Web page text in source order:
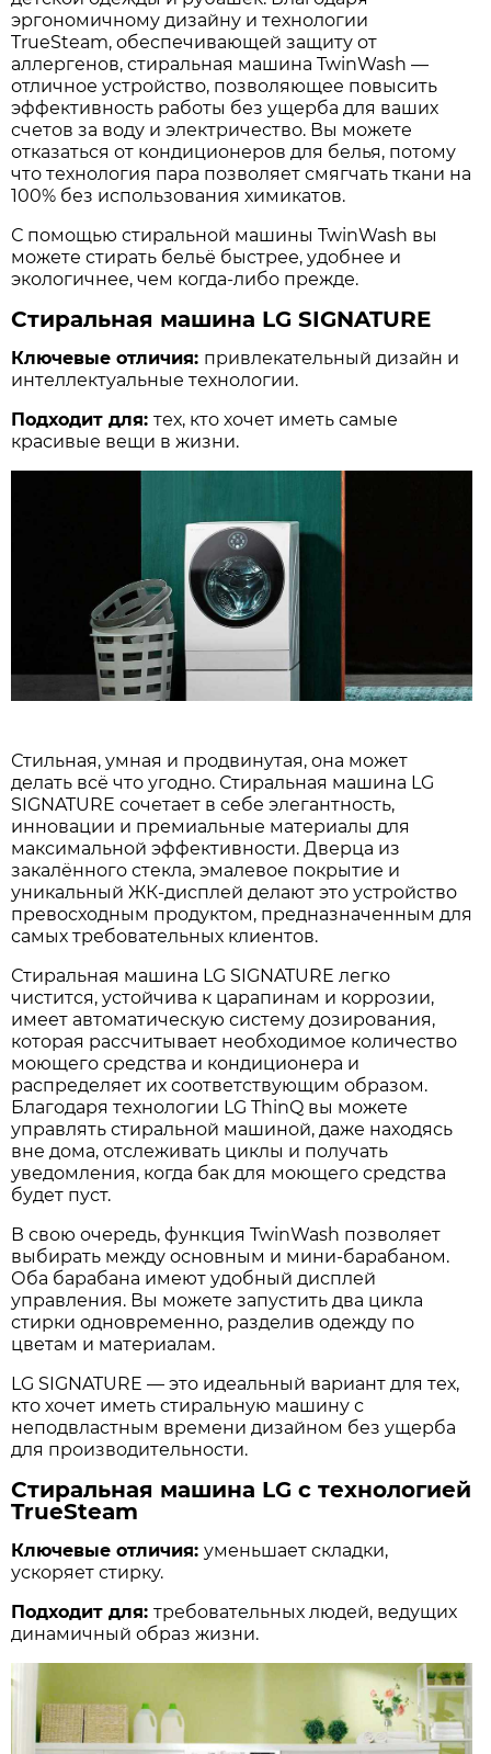
эргономичному дизайну и технологии
TrueSteam, обеспечивающей защиту от
аллергенов, стиральная машина TwinWash —
отличное устройство, позволяющее повысить
эффективность работы без ущерба для ваших
счетов за воду и электричество. Вы можете
отказаться от кондиционеров для белья, потому
что технология пара позволяет смягчать ткани на
100% без использования химикатов.
С помощью стиральной машины TwinWash вы
можете стирать бельё быстрее, удобнее и
экологичнее, чем когда-либо прежде.
Стиральная машина LG SIGNATURE
Ключевые отличия: привлекательный дизайн и
интеллектуальные технологии.
Подходит для:тех, кто хочет иметь самые
красивые вещи в жизни.
Стильная, умная и продвинутая, она может
делать всё что угодно. Стиральная машина LG
SIGNATURE сочетает в себе элегантность,
инновации и премиальные материалы для
максимальной эффективности. Дверца из
закалённого стекла, эмалевое покрытие и
уникальный ЖК-дисплей делают это устройство
превосходным продуктом, предназначенным для
самых требовательных клиентов.
Стиральная машина LG SIGNATURE легко
чистится, устойчива к царапинам и коррозии,
имеет автоматическую систему дозирования,
которая рассчитывает необходимое количество
моющего средства и кондиционера и
распределяет их соответствующим образом.
Благодаря технологии LG ThinQ вы можете
управлять стиральной машиной, даже находясь
вне дома, отслеживать циклы и получать
уведомления, когда бак для моющего средства
будет пуст.
В свою очередь, функция TwinWash позволяет
выбирать между основным и мини-барабаном.
Оба барабана имеют удобный дисплей
управления. Вы можете запустить два цикла
стирки одновременно, разделив одежду по
цветам и материалам.
LG SIGNATURE — это идеальный вариант для тех,
кто хочет иметь стиральную машину с
неподвластным времени дизайном без ущерба
для производительности.
Стиральная машина LG с технологией
TrueSteam
Ключевые отличия:уменьшает складки,
ускоряет стирку.
Подходит для:требовательных людей, ведущих
динамичный образ жизни.